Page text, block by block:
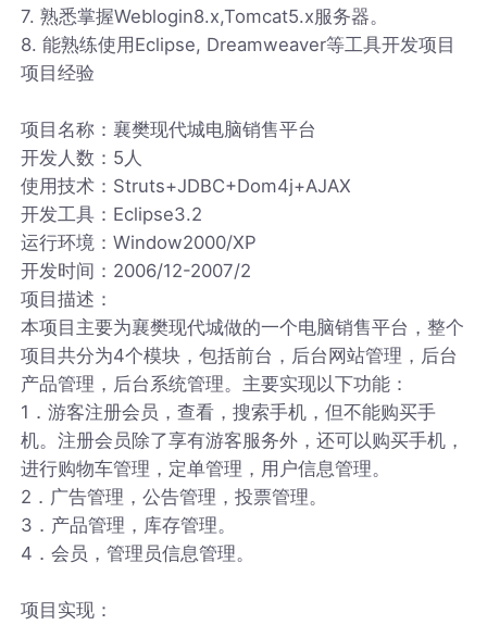
7. 熟悉掌握Weblogin8.x,Tomcat5.x服务器。
8. 能熟练使用Eclipse, Dreamweaver等工具开发项目
项目经验
项目名称：襄樊现代城电脑销售平台
开发人数：5人
使用技术：Struts+JDBC+Dom4j+AJAX
开发工具：Eclipse3.2
运行环境：Window2000/XP
开发时间：2006/12-2007/2
项目描述：
本项目主要为襄樊现代城做的一个电脑销售平台，整个
项目共分为4个模块，包括前台，后台网站管理，后台
产品管理，后台系统管理。主要实现以下功能：
1．游客注册会员，查看，搜索手机，但不能购买手
机。注册会员除了享有游客服务外，还可以购买手机，
进行购物车管理，定单管理，用户信息管理。
2．广告管理，公告管理，投票管理。
3．产品管理，库存管理。
4．会员，管理员信息管理。
项目实现：